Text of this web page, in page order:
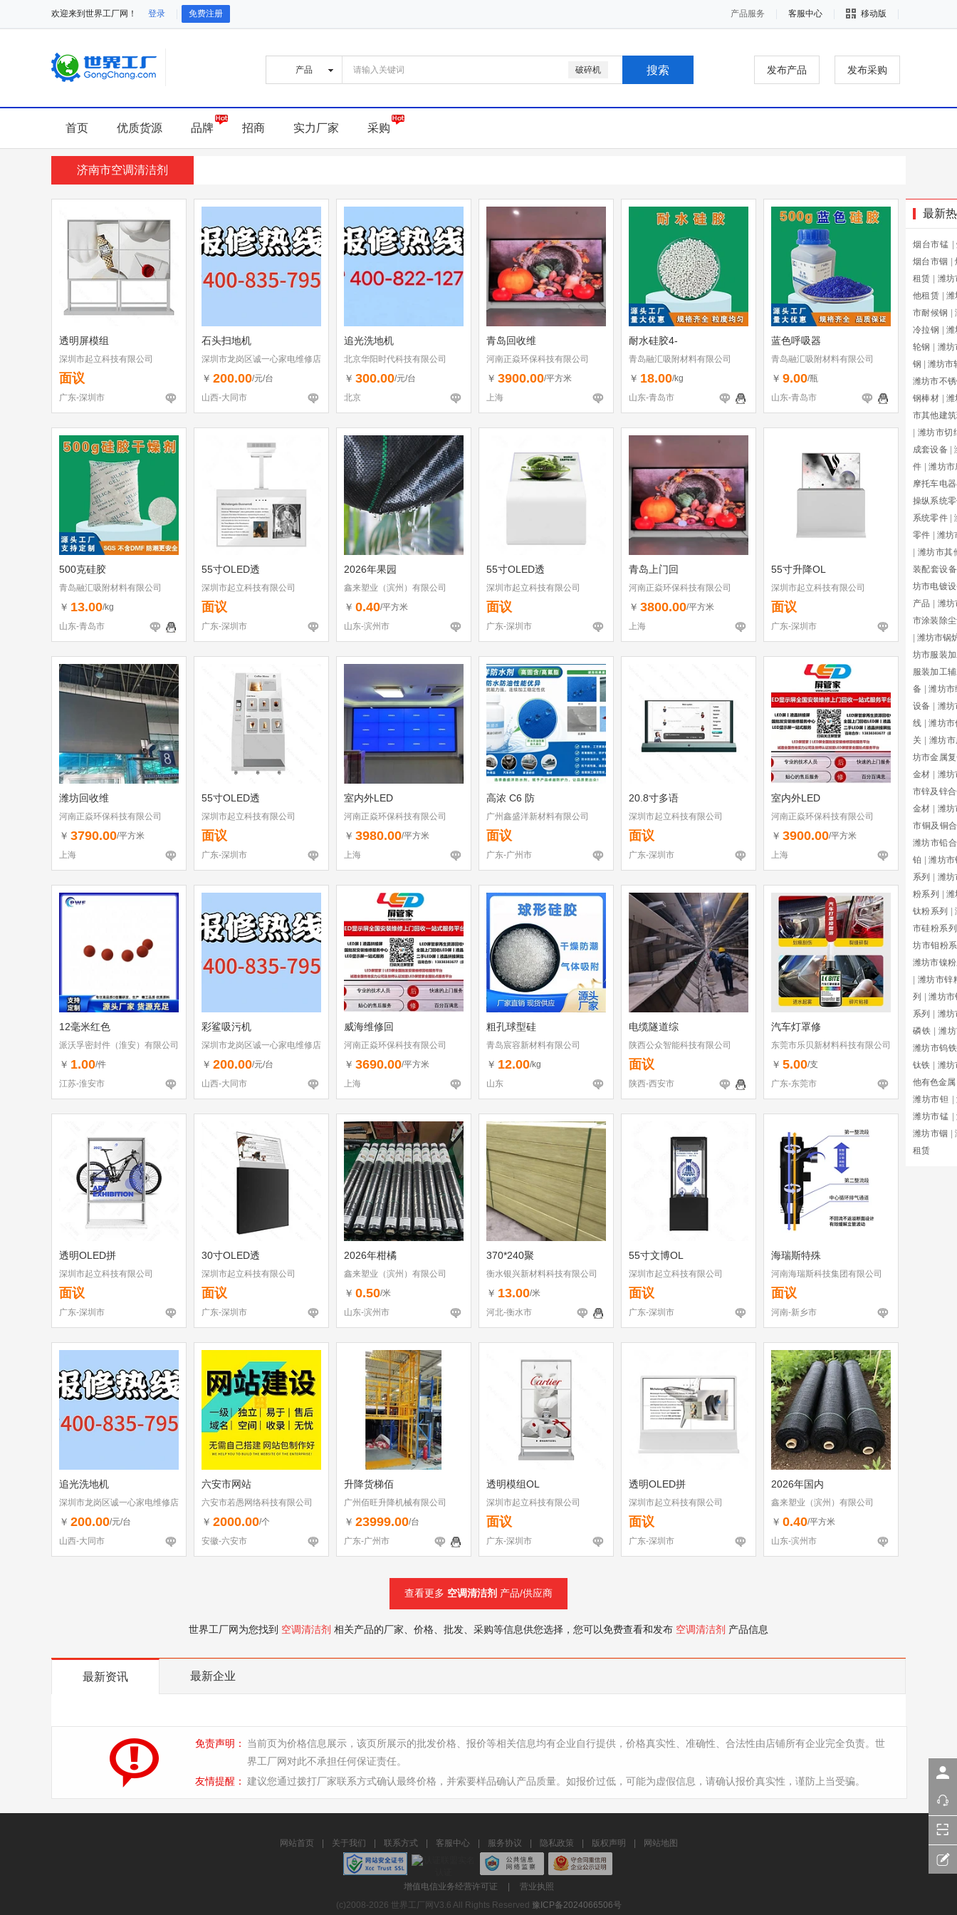
欢迎来到世界工厂网！ 登录 免费注册 产品服务 客服中心 移动版
破碎机 发布产品 发布采购
首页 优质货源 品牌 招商 实力厂家 采购
济南市空调清洁剂
透明屏模组
深圳市起立科技有限公司
面议
广东-深圳市
石头扫地机
深圳市龙岗区诚一心家电维修店
（个体工商户）
￥ 200.00/元/台
山西-大同市
追光洗地机
北京华阳时代科技有限公司
￥ 300.00/元/台
北京
青岛回收维
河南正焱环保科技有限公司
￥ 3900.00/平方米
上海
耐水硅胶4-
青岛融汇吸附材料有限公司
￥ 18.00/kg
山东-青岛市
蓝色呼吸器
青岛融汇吸附材料有限公司
￥ 9.00/瓶
山东-青岛市
500克硅胶
青岛融汇吸附材料有限公司
￥ 13.00/kg
山东-青岛市
55寸OLED透
深圳市起立科技有限公司
面议
广东-深圳市
2026年果园
鑫来塑业（滨州）有限公司
￥ 0.40/平方米
山东-滨州市
55寸OLED透
深圳市起立科技有限公司
面议
广东-深圳市
青岛上门回
河南正焱环保科技有限公司
￥ 3800.00/平方米
上海
55寸升降OL
深圳市起立科技有限公司
面议
广东-深圳市
潍坊回收维
河南正焱环保科技有限公司
￥ 3790.00/平方米
上海
55寸OLED透
深圳市起立科技有限公司
面议
广东-深圳市
室内外LED
河南正焱环保科技有限公司
￥ 3980.00/平方米
上海
高浓 C6 防
广州鑫盛洋新材料有限公司
面议
广东-广州市
20.8寸多语
深圳市起立科技有限公司
面议
广东-深圳市
室内外LED
河南正焱环保科技有限公司
￥ 3900.00/平方米
上海
12毫米红色
派沃孚密封件（淮安）有限公司
￥ 1.00/件
江苏-淮安市
彩鲨吸污机
深圳市龙岗区诚一心家电维修店
（个体工商户）
￥ 200.00/元/台
山西-大同市
威海维修回
河南正焱环保科技有限公司
￥ 3690.00/平方米
上海
粗孔球型硅
青岛宸容新材料有限公司
￥ 12.00/kg
山东
电缆隧道综
陕西公众智能科技有限公司
面议
陕西-西安市
汽车灯罩修
东莞市乐贝新材料科技有限公司
￥ 5.00/支
广东-东莞市
透明OLED拼
深圳市起立科技有限公司
面议
广东-深圳市
30寸OLED透
深圳市起立科技有限公司
面议
广东-深圳市
2026年柑橘
鑫来塑业（滨州）有限公司
￥ 0.50/米
山东-滨州市
370*240聚
衡水银兴新材料科技有限公司
￥ 13.00/米
河北-衡水市
55寸文博OL
深圳市起立科技有限公司
面议
广东-深圳市
海瑞斯特殊
河南海瑞斯科技集团有限公司
面议
河南-新乡市
追光洗地机
深圳市龙岗区诚一心家电维修店
（个体工商户）
￥ 200.00/元/台
山西-大同市
六安市网站
六安市若愚网络科技有限公司
￥ 2000.00/个
安徽-六安市
升降货梯佰
广州佰旺升降机械有限公司
￥ 23999.00/台
广东-广州市
透明模组OL
深圳市起立科技有限公司
面议
广东-深圳市
透明OLED拼
深圳市起立科技有限公司
面议
广东-深圳市
2026年国内
鑫来塑业（滨州）有限公司
￥ 0.40/平方米
山东-滨州市
查看更多 空调清洁剂 产品/供应商
世界工厂网为您找到 空调清洁剂 相关产品的厂家、价格、批发、采购等信息供您选择，您可以免费查看和发布 空调清洁剂 产品信息
最新
烟台市锰
烟台市铟
租赁
潍
他租赁
潍
市耐候钢
冷拉钢
潍
轮钢
潍坊
钢
潍坊市
潍坊市不
钢棒材
潍
市其他建
潍坊市切
成套设备
件
潍坊市
摩托车电
操纵系统
系统零件
零件
潍坊
潍坊市其
装配套设备
坊市电镀
产品
潍
市涂装除
潍坊市锅
坊市服装
服装加工
备
潍坊市
设备
潍坊
线
潍坊市
关
潍坊
坊市金属
金材
潍
市锌及锌
金材
潍
市铜及铜
潍坊市铅
铂
潍坊市
系列
潍
粉系列
潍
钛粉系列
市硅粉系列
坊市钼粉
潍坊市镍
潍坊市锌
列
潍坊市
系列
潍
磷铁
潍
潍坊市钨铁
钛铁
潍
他有色金属
潍坊市钽
潍坊市锰
潍坊市铟
租赁
最新资讯 最新企业
免责声明：
当前页为价格信息展示，该页所展示的批发价格、报价等相关信息均有企业自行提供，价格真实性、准确性、合法性由店铺所有企业完全负责。世
界工厂网对此不承担任何保证责任。
友情提醒： 建议您通过拨打厂家联系方式确认最终价格，并索要样品确认产品质量。如报价过低，可能为虚假信息，请确认报价真实性，谨防上当受骗。
网站首页 关于我们 联系方式 客服中心 服务协议 隐私政策 版权声明 网站地图
增值电信业务经营许可证
营业执照
(c)2008-2026 世界工厂网V3.6 All Rights Reserved 豫ICP备2024066506号